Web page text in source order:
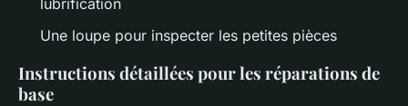
lubrification
Une loupe pour inspecter les petites pièces
Instructions détaillées pour les réparations de
base